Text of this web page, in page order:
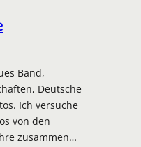
Band,
Deutsche
Ich versuche
von den
zusammen…